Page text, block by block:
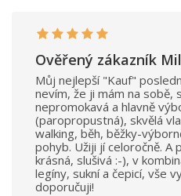
Ověřený zákazník
Můj nejlepší "Kauf"
nevím, že ji mám na sobě,
nepromokavá a hlavně
(paropropustná), skvělá
walking, běh, běžky-
pohyb. Užiji jí celoročně. A
krásná, slušivá :-), v
legíny, sukní a čepicí, vše
doporučuji!